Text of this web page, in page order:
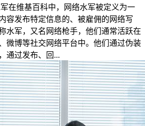
在维基百科中，网络水军被定义为一
容发布特定信息的、被雇佣的网络写
水军，又名网络枪手，他们通常活跃在
微博等社交网络平台中。他们通过伪装
通过发布、回...